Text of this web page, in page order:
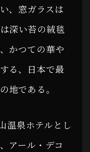
、窓ガラスは
深い苔の絨毯
かつての華や
る、日本で最
の地である。
温泉ホテルとし
アール・デコ